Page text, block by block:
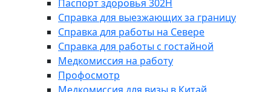
Паспорт здоровья 302Н
Справка для выезжающих за границу
Справка для работы на Севере
Справка для работы с гостайной
Медкомиссия на работу
Профосмотр